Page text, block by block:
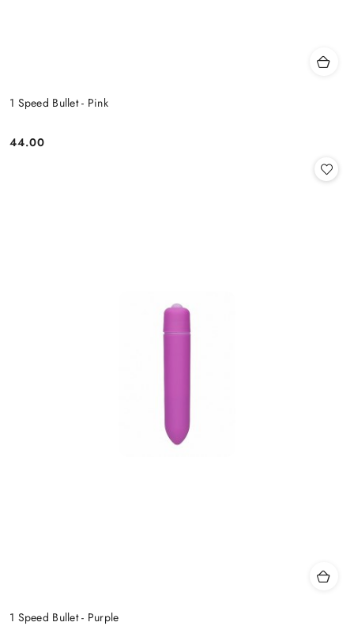
1 Speed Bullet - Pink
Cena:
44.00
1 Speed Bullet - Purple